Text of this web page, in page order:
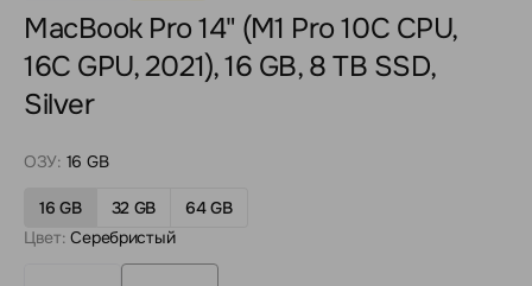
MacBook Pro 14" (M1 Pro 10C CPU,
16C GPU, 2021), 16 GB, 8 TB SSD,
Silver
ОЗУ: 16 GB
16 GB 32 GB
64 GB
Цвет: Серебристый